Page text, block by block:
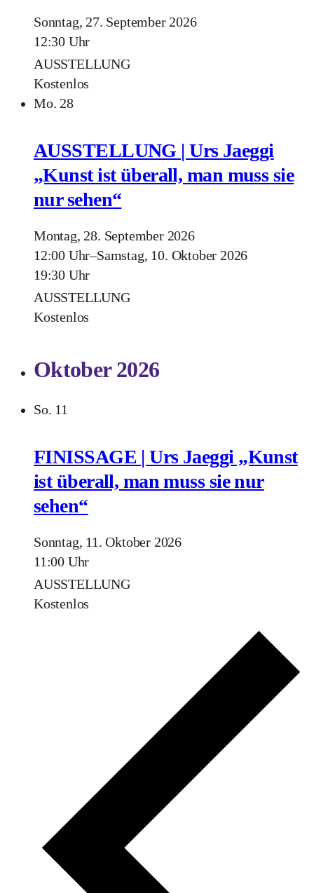
Sonntag, 27. September 2026
12:30 Uhr
AUSSTELLUNG
Kostenlos
Mo. 28
AUSSTELLUNG | Urs Jaeggi
„Kunst ist überall, man muss sie
nur sehen“
Montag, 28. September 2026
12:00 Uhr–Samstag, 10. Oktober 2026
19:30 Uhr
AUSSTELLUNG
Kostenlos
Oktober 2026
So. 11
FINISSAGE | Urs Jaeggi „Kunst
ist überall, man muss sie nur
sehen“
Sonntag, 11. Oktober 2026
11:00 Uhr
AUSSTELLUNG
Kostenlos